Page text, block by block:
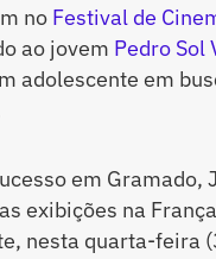
no Festival de
ao jovem Pedro Sol
adolescente em
em
exibições na
nesta quarta-feira